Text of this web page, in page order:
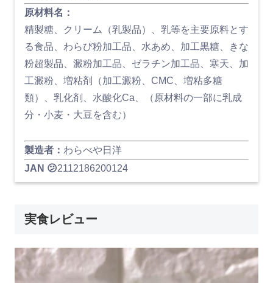
原材料名：
精製糖、クリーム（乳製品）、乳等を主要原料とす
る食品、わらび粉加工品、水あめ、加工黒糖、きな
粉超製品、澱粉加工品、ゼラチン加工品、寒天、加
工澱粉、増粘剤（加工澱粉、CMC、増粘多糖
類）、乳化剤、水酸化Ca、（原材料の一部に乳成
分・小麦・大豆を含む）
製造者： わらべや日洋
JAN 😕2112186200124
実食レビュー